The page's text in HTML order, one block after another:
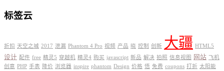
标签云
折扣 天空之城 2017 泄漏 Phantom 4 Pro 视频 产品 晓 控制 创新 大疆 HTML5
设计 配件 free 精灵5 穿越机 精灵4 购买 javascript 新品 解决 拍照 信息视图 网站 飞机
创意 PHP 手表 降价 浏览器 inspire phantom Design 价格 悟 免费 coupons 打折 太阳能